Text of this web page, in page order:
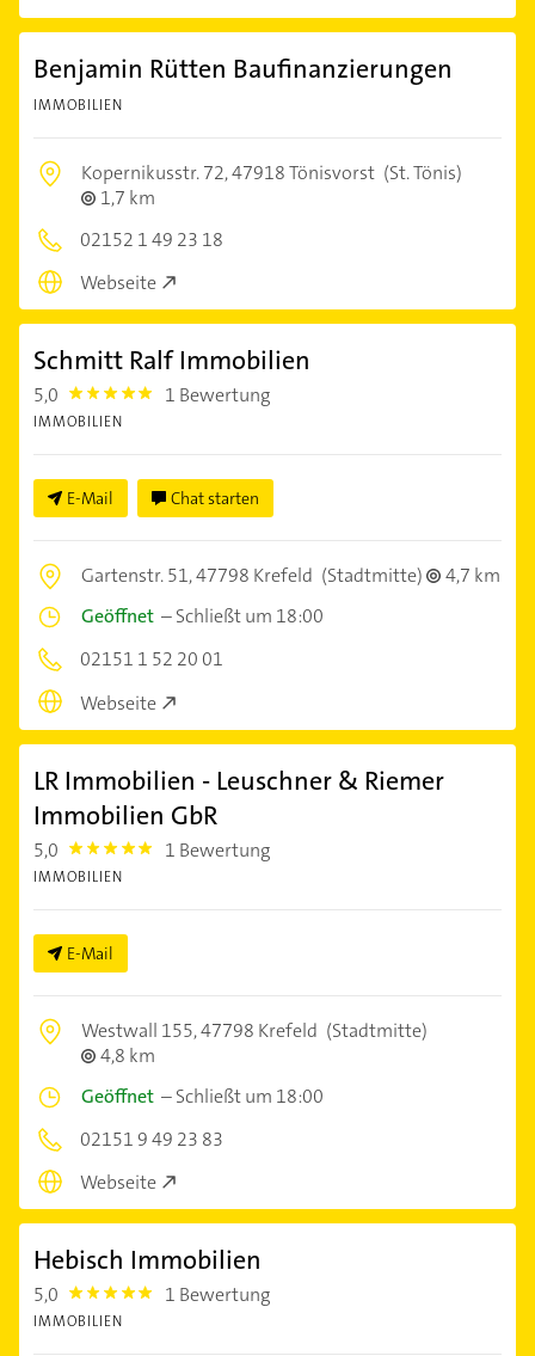
Benjamin Rütten Baufinanzierungen
IMMOBILIEN
Kopernikusstr. 72,47918 Tönisvorst (St. Tönis)
1,7 km
02152 1 49 23 18
Webseite
Schmitt Ralf Immobilien
5,0 5.0 1 Bewertung
IMMOBILIEN
E-Mail Chat starten
Gartenstr. 51,47798 Krefeld (Stadtmitte)
4,7 km
Geöffnet –Schließt um 18:00
02151 1 52 20 01
Webseite
LR Immobilien - Leuschner & Riemer
Immobilien GbR
5,0 5.0 1 Bewertung
IMMOBILIEN
E-Mail
Westwall 155,47798 Krefeld (Stadtmitte)
4,8 km
Geöffnet –Schließt um 18:00
02151 9 49 23 83
Webseite
Hebisch Immobilien
5,0 5.0 1 Bewertung
IMMOBILIEN